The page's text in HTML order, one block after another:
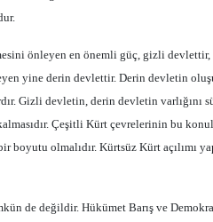
önleyen en önemli güç, gizli
yine derin devlettir. Derin devletin
Gizli devletin, derin devletin varlığını
Çeşitli Kürt çevrelerinin bu
boyutu olmalıdır. Kürtsüz Kürt açılımı
de değildir. Hükümet Barış ve